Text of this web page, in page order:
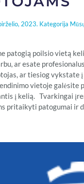
2023. Kategorija
patogią poilsio vietą
ar esate
ar tiesiog vykstate į
vietoje galėsite
į kelią. Tvarkingai
pritaikyti patogumai ir